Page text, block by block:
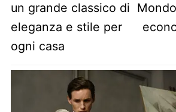
un grande classico di
eleganza e stile per
ogni casa